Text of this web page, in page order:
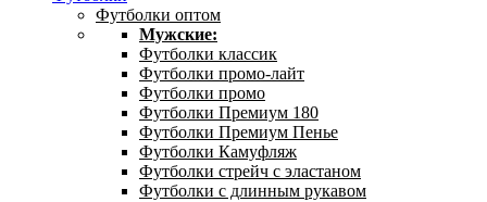
Футболки оптом
Мужские:
Футболки классик
Футболки промо-лайт
Футболки промо
Футболки Премиум 180
Футболки Премиум Пенье
Футболки Камуфляж
Футболки стрейч с эластаном
Футболки с длинным рукавом